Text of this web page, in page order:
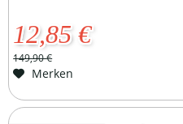
12,85 €
149,90 €
Merken